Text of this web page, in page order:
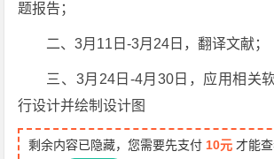
题报告；
二、3月11日-3月24日，翻译文献；
三、3月24日-4月30日，应用相关
行设计并绘制设计图
剩余内容已隐藏，您需要先支付 10元 才能